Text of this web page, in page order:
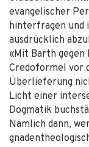
evangelischer
hinterfragen und
ausdrücklich
«Mit Barth gegen
Credoformel vor
Überlieferung
Licht einer
Dogmatik
Nämlich dann,